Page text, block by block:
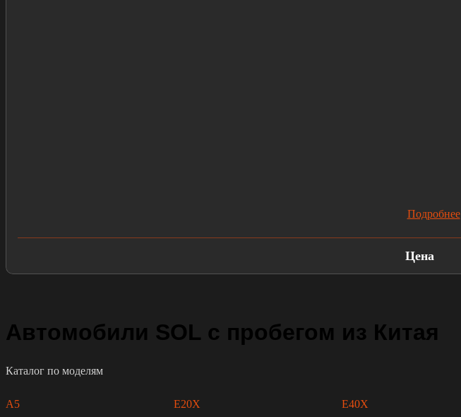
Подробнее
Цена
Автомобили SOL с пробегом из Китая
Каталог по моделям
A5 E20X E40X